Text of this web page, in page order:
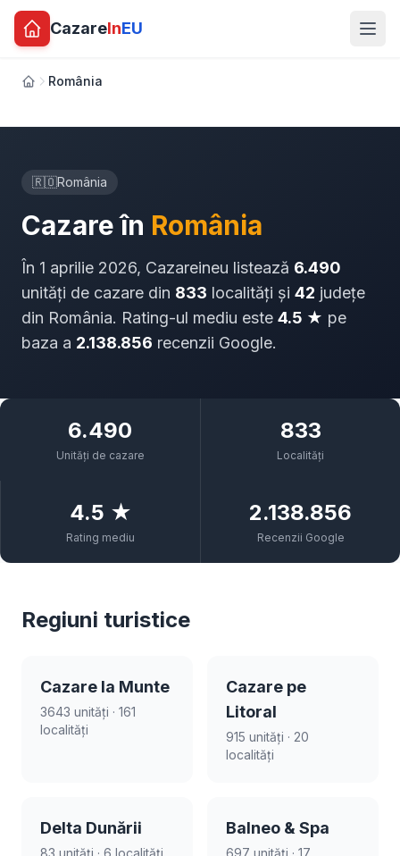
CazareInEU
AcasăRomânia
🇷🇴România
Cazare în România
În 1 aprilie 2026, Cazareineu listează 6.490
unități de cazare din 833 localități și 42 județe
din România. Rating-ul mediu este 4.5 ★ pe
baza a 2.138.856 recenzii Google.
6.490
Unități de cazare
833
Localități
4.5 ★
Rating mediu
2.138.856
Recenzii Google
Regiuni turistice
Cazare la Munte
3643 unități · 161
localități
Cazare pe
Litoral
915 unități · 20
localități
Delta Dunării
83 unități · 6 localități
Balneo & Spa
697 unități · 17